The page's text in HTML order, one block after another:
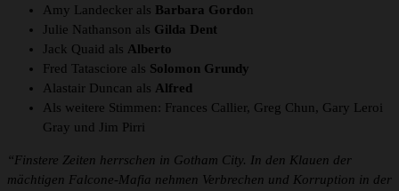
Amy Landecker als Barbara Gordon
Julie Nathanson als Gilda Dent
Jack Quaid als Alberto
Fred Tatasciore als Solomon Grundy
Alastair Duncan als Alfred
Als weitere Stimmen: Frances Callier, Greg Chun, Gary Leroi
Gray und Jim Pirri
“Finstere Zeiten herrschen in Gotham City. In den Klauen der
mächtigen Falcone-Mafia nehmen Verbrechen und Korruption in der